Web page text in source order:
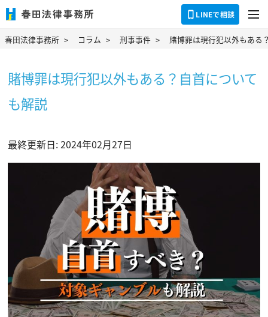
LINEで相談 dehaze
春田法律事務所 コラム 刑事事件 賭博罪は現行犯以外もある
賭博罪は現行犯以外もある？自首について
も解説
最終更新日: 2024年02月27日